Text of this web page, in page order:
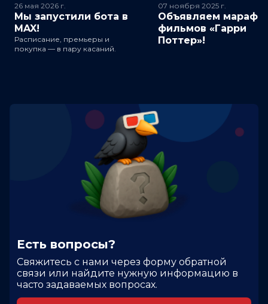
26 мая 2026 г.
Мы запустили бота в
MAX!
Расписание, премьеры и
покупка — в пару касаний.
07 ноября 2025 г.
Объявляем
фильмов «Гарри
Поттер»!
Есть вопросы?
Cвяжитесь с нами через форму обратной
связи или найдите нужную информацию в
часто задаваемых вопросах.